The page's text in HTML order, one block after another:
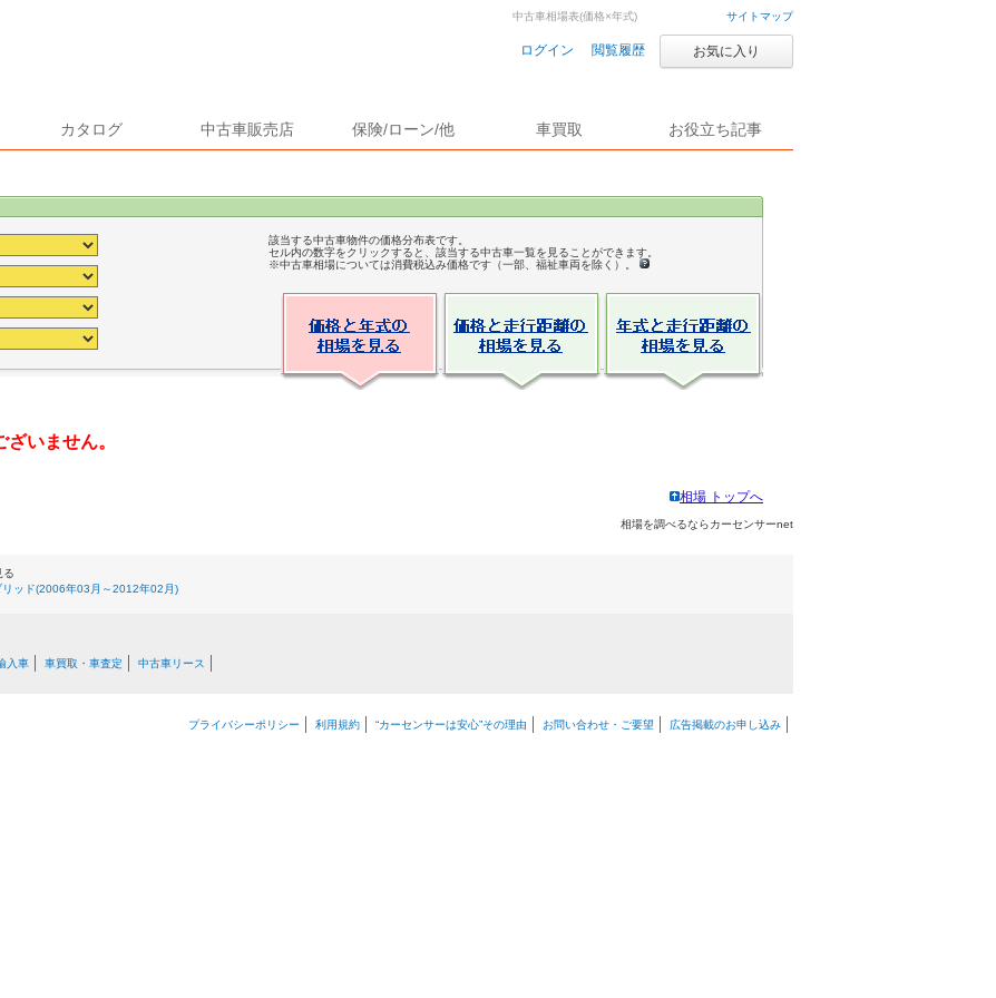
サイトマップ
ログイン 閲覧履歴 お気に入り
カタログ 中古車販売店 保険/ローン/他 車買取 お役立ち記事
中古車相場表(価格×年式)
該当する中古車物件の価格分布表です。
セル内の数字をクリックすると、該当する中古車一覧を見ることができます。
※中古車相場については消費税込み価格です（一部、福祉車両を除く）。
いません。
相場 トップへ
相場を調べるならカーセンサーnet
る
リッド(2006年03月～2012年02月)
入車 車買取・車査定 中古車リース
プライバシーポリシー 利用規約 “カーセンサーは安心”その理由 お問い合わせ・ご要望 広告掲載のお申し込み